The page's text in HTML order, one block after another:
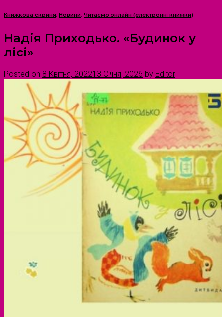
Книжкова скриня, Новини, Читаємо онлайн (електронні книжки)
Надія Приходько. «Будинок у
лісі»
Posted on 8 Квітня, 202213 Січня, 2026 by Editor